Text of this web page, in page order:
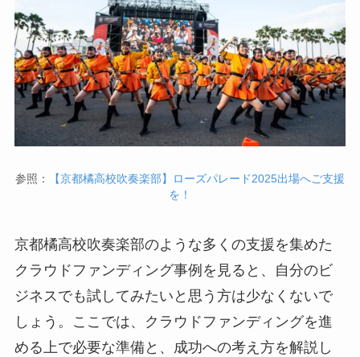
参照：
【京都橘高校吹奏楽部】ローズパレード2025出場へご支援
を！
京都橘高校吹奏楽部のような多くの支援を集めた
クラウドファンディング事例を見ると、自分のビ
ジネスでも試してみたいと思う方は少なくないで
しょう。ここでは、クラウドファンディングを進
める上で必要な準備と、成功への考え方を解説し